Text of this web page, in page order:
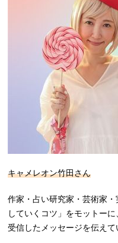
キャメレオン竹田さん
作家・占い研究家・芸術家
していくコツ」をモットー
受信したメッセージを伝えて